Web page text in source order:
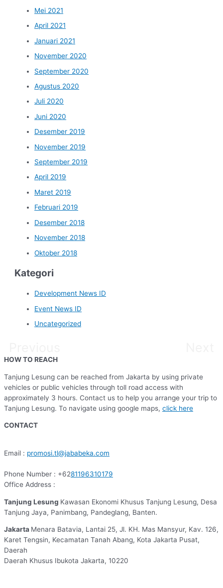
Mei 2021
April 2021
Januari 2021
November 2020
September 2020
Agustus 2020
Juli 2020
Juni 2020
Desember 2019
November 2019
September 2019
April 2019
Maret 2019
Februari 2019
Desember 2018
November 2018
Oktober 2018
Kategori
Development News ID
Event News ID
Uncategorized
HOW TO REACH
Tanjung Lesung can be reached from Jakarta by using private
vehicles or public vehicles through toll road access with
approximately 3 hours. Contact us to help you arrange your trip to
Tanjung Lesung. To navigate using google maps, click here
CONTACT
Email : promosi.tl@jababeka.com
Phone Number : +6281196310179
Office Address :
Tanjung Lesung Kawasan Ekonomi Khusus Tanjung Lesung, Desa
Tanjung Jaya, Panimbang, Pandeglang, Banten.
Jakarta Menara Batavia, Lantai 25, Jl. KH. Mas Mansyur, Kav. 126,
Karet Tengsin, Kecamatan Tanah Abang, Kota Jakarta Pusat,
Daerah
Daerah Khusus Ibukota Jakarta, 10220